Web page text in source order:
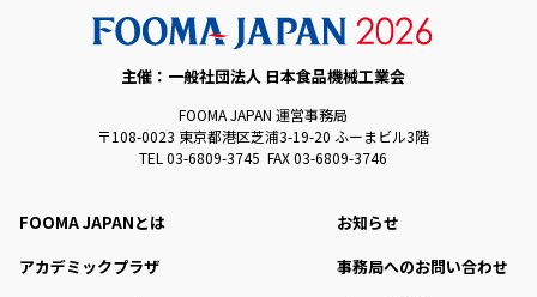
主催：一般社団法人 日本食品機械工業会
FOOMA JAPAN 運営事務局
〒108-0023 東京都港区芝浦3-19-20 ふーまビル3階
TEL 03-6809-3745 FAX 03-6809-3746
FOOMA JAPANとは
アカデミックプラザ
お知らせ
事務局へのお問い合わせ